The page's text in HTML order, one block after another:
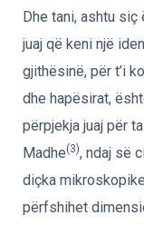
Dhe tani, ashtu
juaj që keni një
gjithësinë, për t’i
dhe hapësirat,
përpjekja juaj për
Madhe(3), ndaj së
diçka
përfshihet